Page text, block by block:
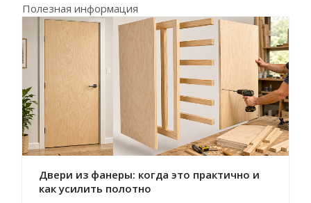
Полезная информация
Двери из фанеры: когда это практично и
как усилить полотно